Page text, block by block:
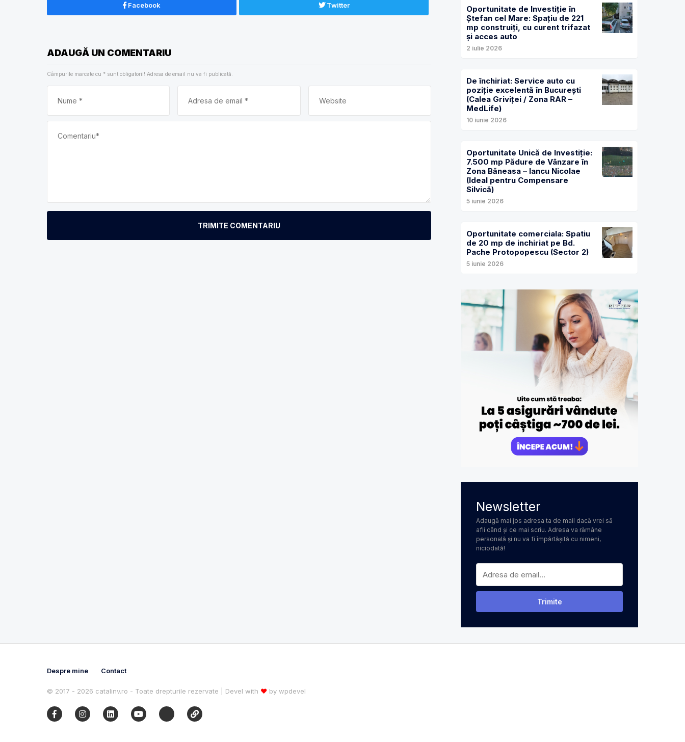
Facebook Twitter
ADAUGĂ UN COMENTARIU
Câmpurile marcate cu * sunt obligatorii! Adresa de email nu va fi publicată.
TRIMITE COMENTARIU
Oportunitate de Investiție în
Ștefan cel Mare: Spațiu de 221
mp construiți, cu curent trifazat
și acces auto
2 iulie 2026
De închiriat: Service auto cu
poziție excelentă în București
(Calea Griviței / Zona RAR –
MedLife)
10 iunie 2026
Oportunitate Unică de Investiție:
7.500 mp Pădure de Vânzare în
Zona Băneasa – Iancu Nicolae
(Ideal pentru Compensare
Silvică)
5 iunie 2026
Oportunitate comerciala: Spatiu
de 20 mp de inchiriat pe Bd.
Pache Protopopescu (Sector 2)
5 iunie 2026
Newsletter
Adaugă mai jos adresa ta de mail dacă vrei să
afli când și ce mai scriu. Adresa va rămâne
personală și nu va fi împărtășită cu nimeni,
niciodată!
Despre mine Contact
© 2017 - 2026 catalinv.ro - Toate drepturile rezervate | Devel with ♥ by wpdevel